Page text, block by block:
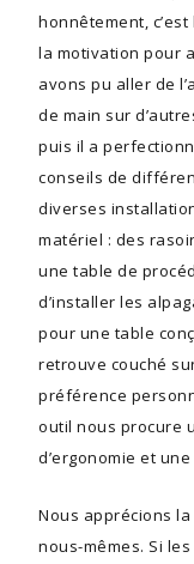
honnêtement,
la motivation pour
avons pu aller de
de main sur
puis il a
conseils de
diverses
matériel : des
une table de
d’installer les
pour une table
retrouve couché
préférence
outil nous procure
d’ergonomie et
Nous apprécions
nous-mêmes. Si